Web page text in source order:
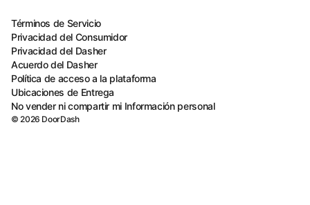
Términos de Servicio
Privacidad del Consumidor
Privacidad del Dasher
Acuerdo del Dasher
Política de acceso a la plataforma
Ubicaciones de Entrega
No vender ni compartir mi Información personal
©2026 DoorDash